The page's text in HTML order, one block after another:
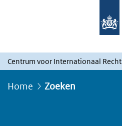
Centrum voor Internationaal Recht
Home Zoeken